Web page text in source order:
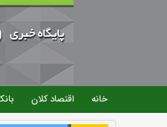
خانه اقتصاد کلان